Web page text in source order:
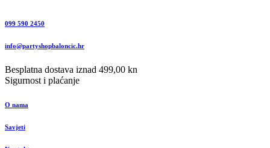
099 590 2450
info@partyshopbaloncic.hr
Besplatna dostava iznad 499,00 kn
Sigurnost i plaćanje
O nama
Savjeti